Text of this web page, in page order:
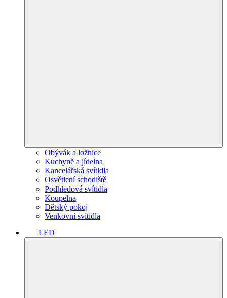
Obývák a ložnice
Kuchyně a jídelna
Kancelářská svítidla
Osvětlení schodiště
Podhledová svítidla
Koupelna
Dětský pokoj
Venkovní svítidla
LED